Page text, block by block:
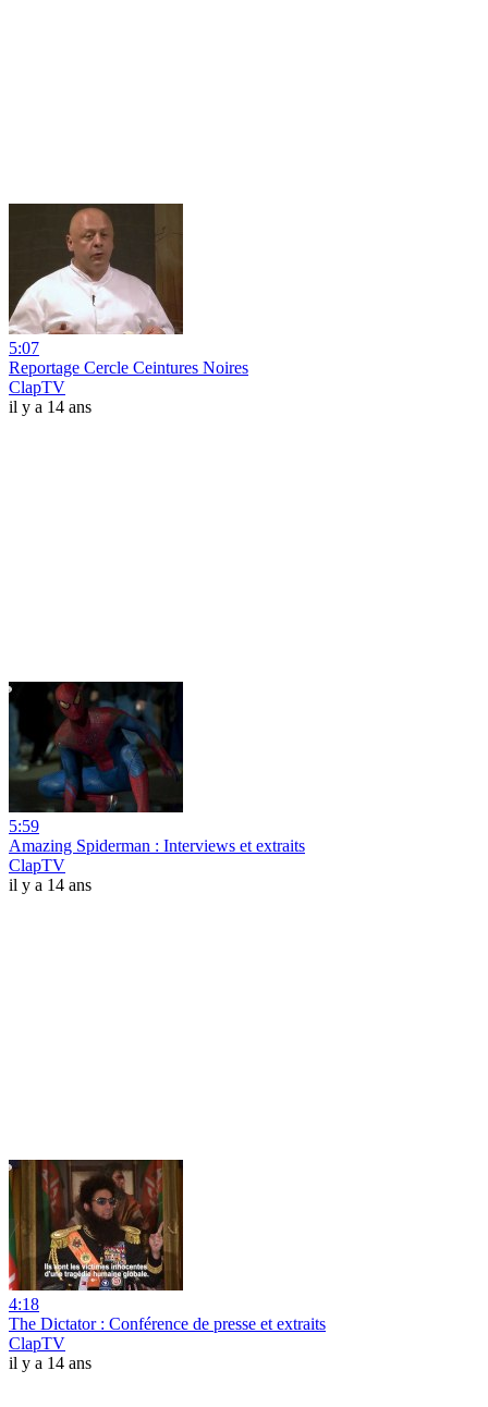
5:07
Reportage Cercle Ceintures Noires
ClapTV
il y a 14 ans
5:59
Amazing Spiderman : Interviews et extraits
ClapTV
il y a 14 ans
4:18
The Dictator : Conférence de presse et extraits
ClapTV
il y a 14 ans